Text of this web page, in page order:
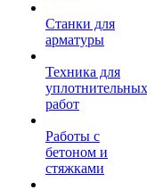
Станки для
арматуры
Техника для
уплотнительных
работ
Работы с
бетоном и
стяжками